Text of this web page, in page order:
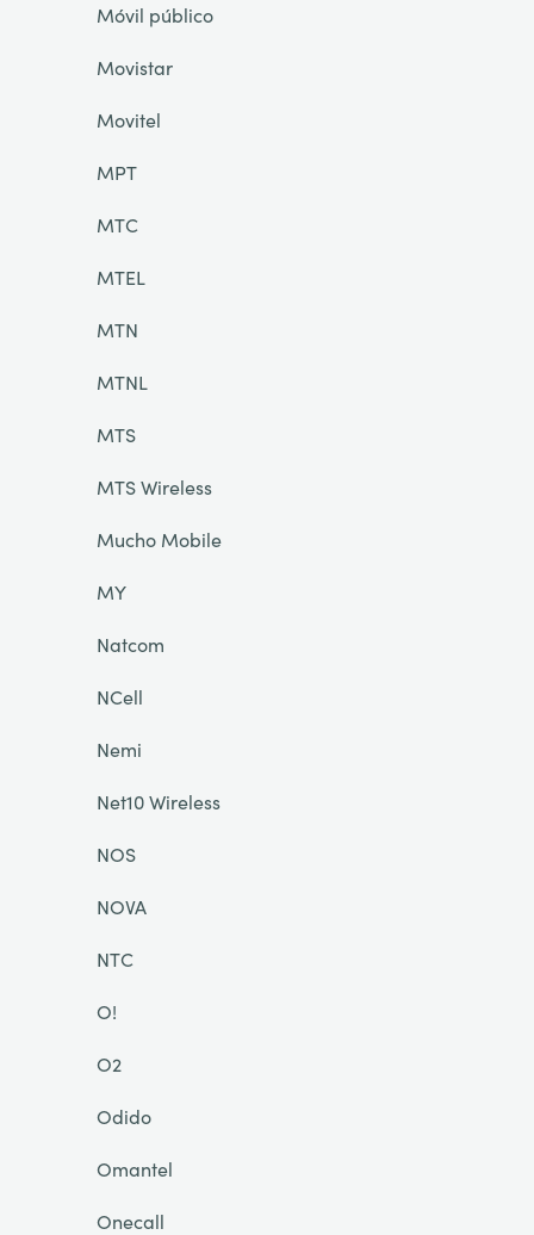
Móvil público
Movistar
Movitel
MPT
MTC
MTEL
MTN
MTNL
MTS
MTS Wireless
Mucho Mobile
MY
Natcom
NCell
Nemi
Net10 Wireless
NOS
NOVA
NTC
O!
O2
Odido
Omantel
Onecall